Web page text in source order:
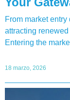
From market
attracting
Entering the
18 marzo, 2026